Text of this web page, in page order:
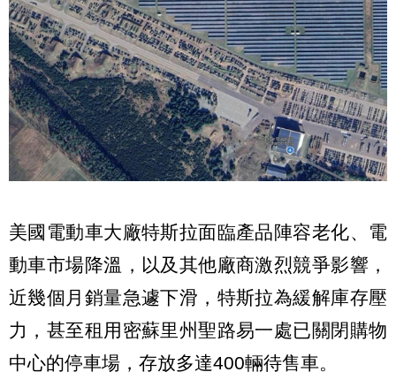
美國電動車大廠特斯拉面臨產品陣容老化、電
動車市場降溫，以及其他廠商激烈競爭影響，
近幾個月銷量急遽下滑，特斯拉為緩解庫存壓
力，甚至租用密蘇里州聖路易一處已關閉購物
中心的停車場，存放多達400輛待售車。